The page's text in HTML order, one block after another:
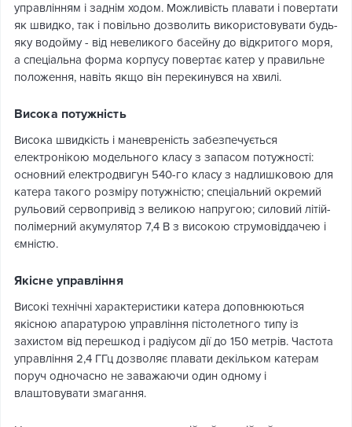
управлінням і заднім ходом. Можливість плавати і повертати
як швидко, так і повільно дозволить використовувати будь-
яку водойму - від невеликого басейну до відкритого моря,
а спеціальна форма корпусу повертає катер у правильне
положення, навіть якщо він перекинувся на хвилі.
Висока потужність
Висока швидкість і маневреність забезпечується
електронікою модельного класу з запасом потужності:
основний електродвигун 540-го класу з надлишковою для
катера такого розміру потужністю; спеціальний окремий
рульовий сервопривід з великою напругою; силовий літій-
полімерний акумулятор 7,4 В з високою струмовіддачею і
ємністю.
Якісне управління
Високі технічні характеристики катера доповнюються
якісною апаратурою управління пістолетного типу із
захистом від перешкод і радіусом дії до 150 метрів. Частота
управління 2,4 ГГц дозволяє плавати декільком катерам
поруч одночасно не заважаючи один одному і
влаштовувати змагання.